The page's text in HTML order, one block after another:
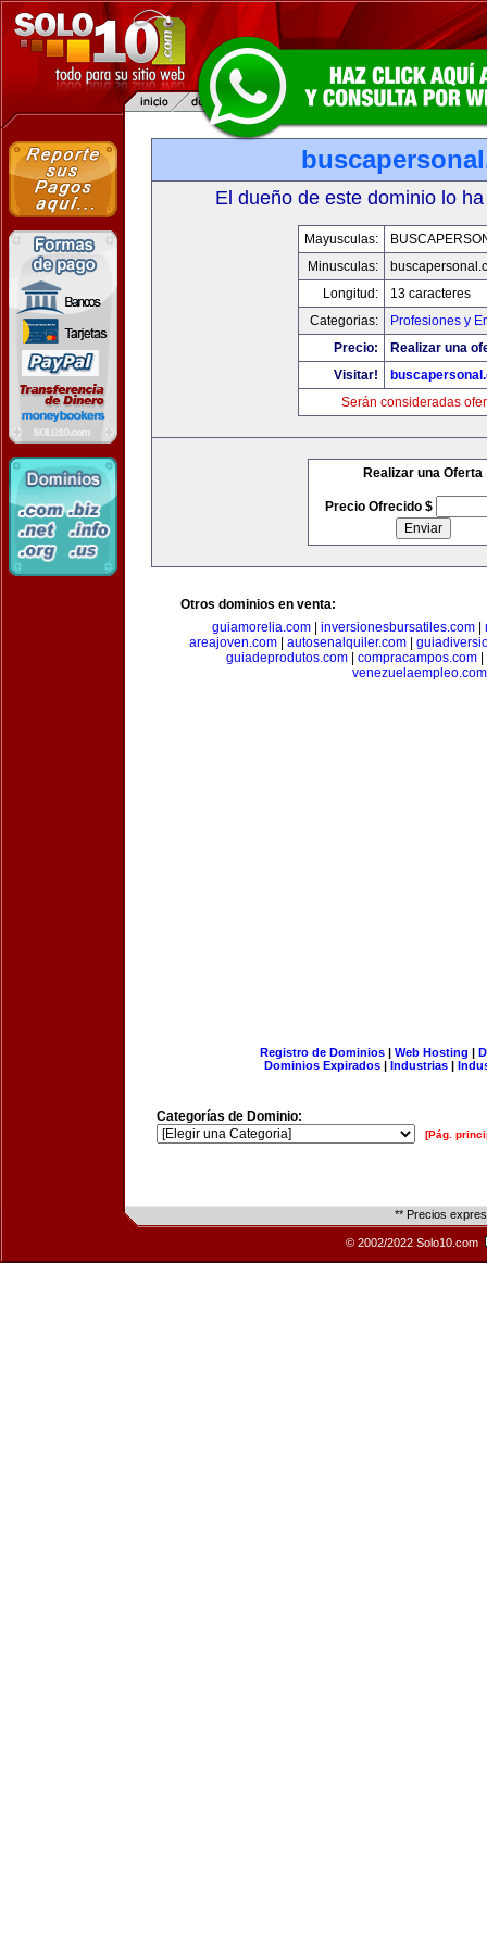
El dueño de este dominio lo
Mayusculas:
Minusculas:
Longitud:
13 caracteres
Categorias:
Profesiones y
Precio:
Realizar una
Visitar!
Serán consideradas
Realizar una Oferta
Precio Ofrecido $
Otros dominios en venta:
guiamorelia.com| inversionesbursatiles.com|
areajoven.com| autosenalquiler.com|
guiadeprodutos.com| compracampos.com|
venezuelaempleo.com
Registro de Dominios| Web Hosting |
Dominios Expirados | Industrias |
Categorías de Dominio:
[Pág.
** Precios
© 2002/2022 Solo10.com